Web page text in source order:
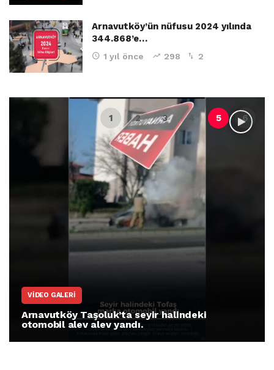
Arnavutköy’ün nüfusu 2024 yılında
344.868’e…
1 yıl önce 298 2
VIDEO GALERI
Arnavutköy Taşoluk’ta seyir halindeki
otomobil alev alev yandı.